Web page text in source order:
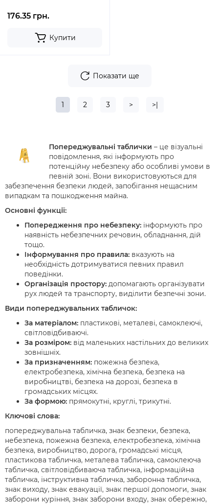
176.35 грн.
Купити
Показати ще
1 2 3 > >|
Попереджувальні таблички – це візуальні
повідомлення, які інформують про
потенційну небезпеку або особливі умови в
певній зоні. Вони використовуються для
забезпечення безпеки людей, запобігання нещасним
випадкам та пошкодження майна.
Основні функції:
Попередження про небезпеку: інформують про
наявність небезпечних речовин, обладнання, дій
тощо.
Інформування про правила: вказують на
необхідність дотримуватися певних правил
поведінки.
Організація простору: допомагають організувати
рух людей та транспорту, виділити безпечні зони.
Види попереджувальних табличок:
За матеріалом: пластикові, металеві, самоклеючі,
світловідбиваючі.
За розміром: від маленьких настільних до великих
зовнішніх.
За призначенням: пожежна безпека,
електробезпека, хімічна безпека, безпека на
виробництві, безпека на дорозі, безпека в
громадських місцях.
За формою: прямокутні, круглі, трикутні.
Ключові слова:
попереджувальна табличка, знак безпеки, безпека,
небезпека, пожежна безпека, електробезпека, хімічна
безпека, виробництво, дорога, громадські місця,
пластикова табличка, металева табличка, самоклеюча
табличка, світловідбиваюча табличка, інформаційна
табличка, інструктивна табличка, заборонна табличка,
знак виходу, знак евакуації, знак першої допомоги, знак
заборони куріння, знак заборони входу, знак обережно,